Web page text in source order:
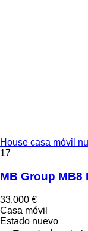
House casa móvil
17
MB Group
33.000 €
Casa móvil
Estado nuevo